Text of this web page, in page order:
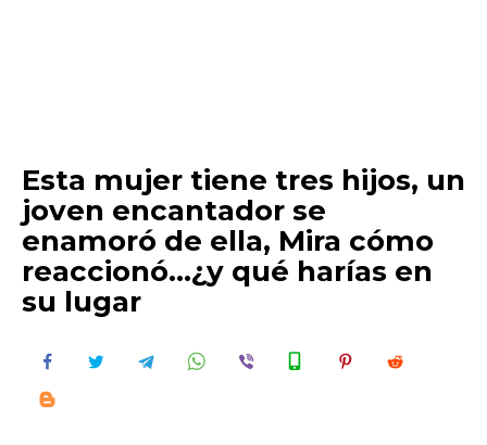
Esta mujer tiene tres hijos, un
joven encantador se
enamoró de ella, Mira cómo
reaccionó…¿y qué harías en
su lugar